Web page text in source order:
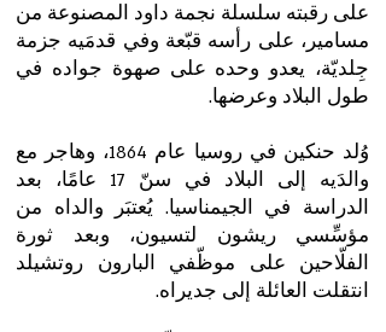
على رقبته سلسلة نجمة داود المصنوعة من
مسامير، على رأسه قبّعة وفي قدمَيه جزمة
جِلديّة، يعدو وحده على صهوة جواده في
طول البلاد وعرضها.
وُلد حنكين في روسيا عام 1864، وهاجر مع
والدَيه إلى البلاد في سنّ 17 عامًا، بعد
الدراسة في الجيمناسيا. يُعتبَر والداه من
مؤسِّسي ريشون لتسيون، وبعد ثورة
الفلّاحين على موظّفي البارون روتشيلد
انتقلت العائلة إلى جديراه.